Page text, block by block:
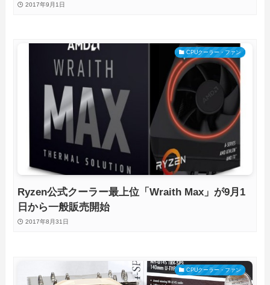
2017年9月1日
CPUクーラー・ファン
Ryzen公式クーラー最上位「Wraith Max」が9月1
日から一般販売開始
2017年8月31日
CPUクーラー・ファン